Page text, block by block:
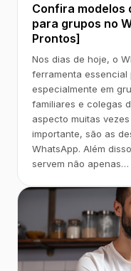
Confira modelos
para grupos no
Prontos]
Nos dias de hoje, o
ferramenta
especialmente em
familiares e colegas
aspecto muitas
importante, são as
WhatsApp. Além
servem não apenas…